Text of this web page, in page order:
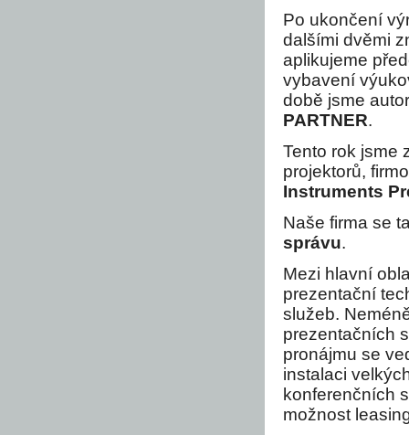
Po ukončení
dalšími dvěmi
aplikujeme
vybavení
době jsme
PARTNER.
Tento rok jsme
projektorů,
Instruments
Naše firma se
správu.
Mezi hlavní
prezentační
služeb.
prezentačních
pronájmu se
instalaci
konferenčních
možnost